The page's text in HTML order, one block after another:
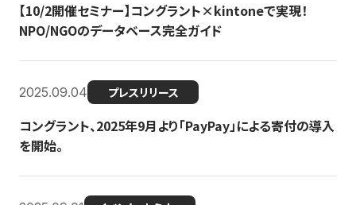
【10/2開催セミナー】コングラント×kintoneで実現！
NPO/NGOのデータベース完全ガイド
2025.09.04 プレスリリース
コングラント、2025年9月より「PayPay」による寄付の導入
を開始。